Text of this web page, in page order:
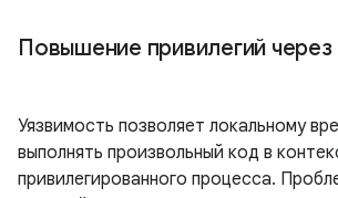
Повышение привилегий
Уязвимость позволяет локальному
выполнять произвольный код в
привилегированного процесса.